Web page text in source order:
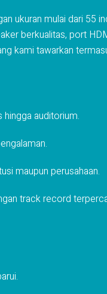
ukuran mulai dari 55
berkualitas, port
kami tawarkan
hingga auditorium.
maupun perusahaan.
track record